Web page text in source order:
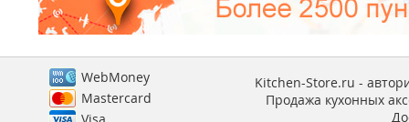
WebMoney
Mastercard
Kitchen-Store.ru -
Продажа кухонных